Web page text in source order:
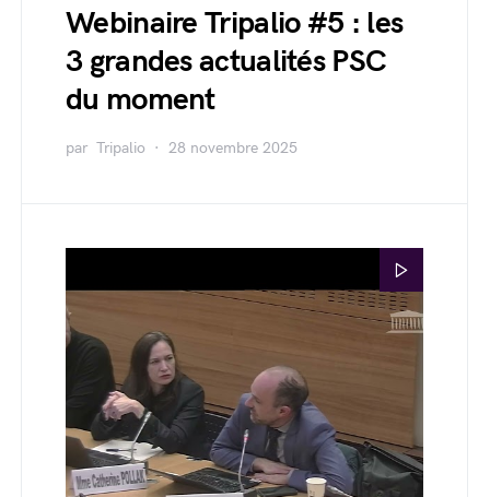
Webinaire Tripalio #5 : les
3 grandes actualités PSC
du moment
par Tripalio 28 novembre 2025